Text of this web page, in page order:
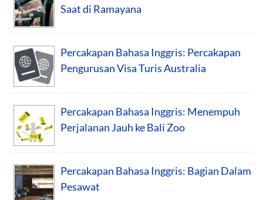
Saat di Ramayana
Percakapan Bahasa Inggris: Percakapan
Pengurusan Visa Turis Australia
Percakapan Bahasa Inggris: Menempuh
Perjalanan Jauh ke Bali Zoo
Percakapan Bahasa Inggris: Bagian Dalam
Pesawat